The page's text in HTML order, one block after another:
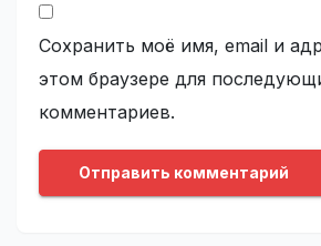
Сохранить моё имя, email и
этом браузере для
комментариев.